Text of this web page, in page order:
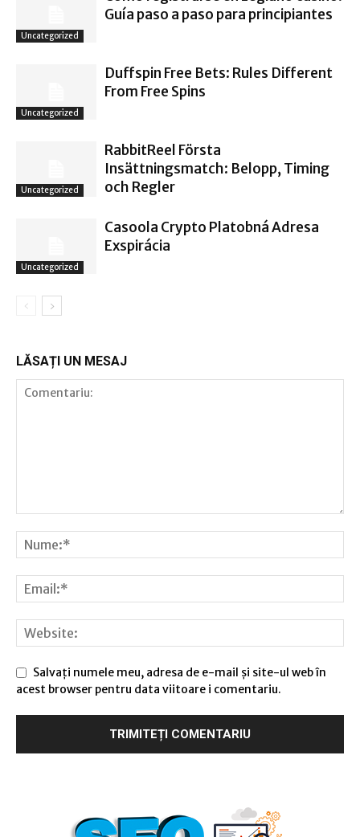
Uncategorized
Guía paso a paso para principiantes
Uncategorized
Duffspin Free Bets: Rules Different
From Free Spins
Uncategorized
RabbitReel Första
Insättningsmatch: Belopp, Timing
och Regler
Uncategorized
Casoola Crypto Platobná Adresa
Exspirácia
LĂSAȚI UN MESAJ
Salvați numele meu, adresa de e-mail și site-ul web în
acest browser pentru data viitoare i comentariu.